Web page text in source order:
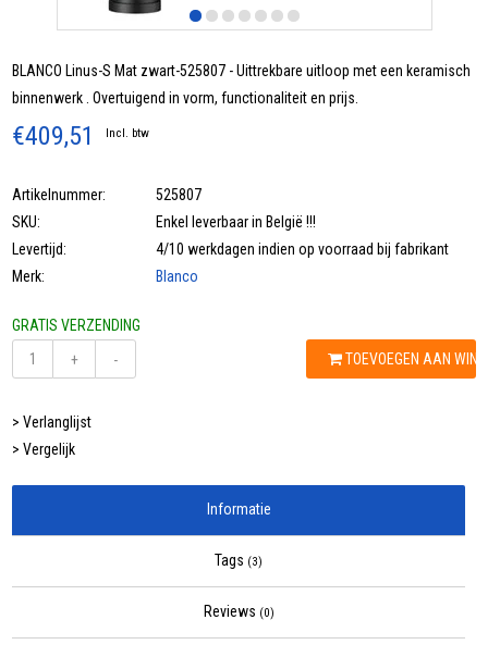
BLANCO Linus-S Mat zwart-525807 - Uittrekbare uitloop met een keramisch
binnenwerk . Overtuigend in vorm, functionaliteit en prijs.
€409,51 Incl. btw
Artikelnummer:
525807
SKU:
Enkel leverbaar in België !!!
Levertijd:
4/10 werkdagen indien op voorraad bij fabrikant
Merk:
Blanco
GRATIS VERZENDING
+
- TOEVOEGEN AAN
> Verlanglijst
> Vergelijk
Informatie
Tags (3)
Reviews (0)